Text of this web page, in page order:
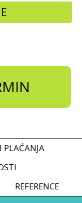
PLAĆANJA
REFERENCE